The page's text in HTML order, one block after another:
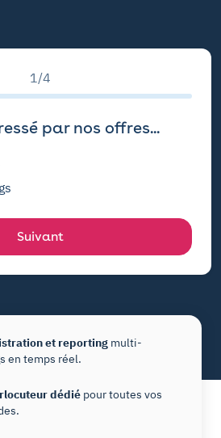
1/4
par nos offres...
Suivant
et reporting multi-
en temps réel.
dédié pour toutes vos